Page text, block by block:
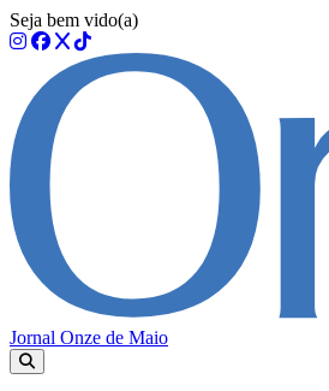
Seja bem vido(a)
Jornal Onze de Maio